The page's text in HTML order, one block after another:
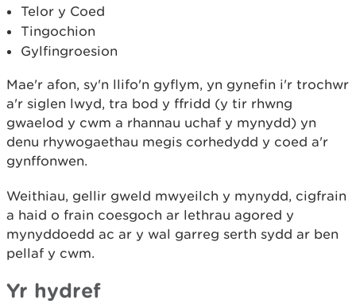
Telor y Coed
Tingochion
Gylfingroesion
Mae'r afon, sy'n llifo'n gyflym, yn gynefin i'r trochwr
a'r siglen lwyd, tra bod y ffridd (y tir rhwng
gwaelod y cwm a rhannau uchaf y mynydd) yn
denu rhywogaethau megis corhedydd y coed a'r
gynffonwen.
Weithiau, gellir gweld mwyeilch y mynydd, cigfrain
a haid o frain coesgoch ar lethrau agored y
mynyddoedd ac ar y wal garreg serth sydd ar ben
pellaf y cwm.
Yr hydref